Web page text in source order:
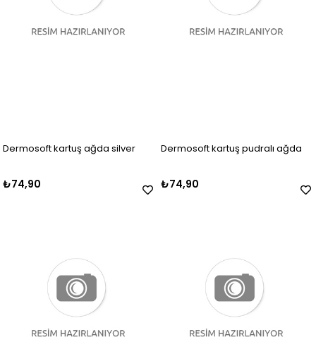
Dermosoft kartuş ağda silver
₺74,90
Dermosoft kartuş pudralı ağda
₺74,90